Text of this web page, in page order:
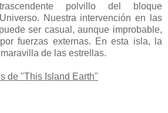
polvillo del bloque
Nuestra intervención en las
ser casual, aunque improbable,
fuerzas externas. En esta isla, la
de las estrellas.
de "This Island Earth"